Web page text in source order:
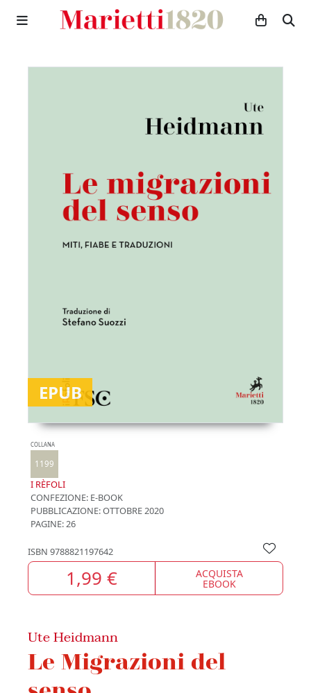
EPUB
COLLANA
1199
I RÈFOLI
CONFEZIONE: E-BOOK
PUBBLICAZIONE:OTTOBRE 2020
PAGINE: 26
ISBN 9788821197642
1,99 € ACQUISTA
EBOOK
Ute Heidmann
Le Migrazioni del